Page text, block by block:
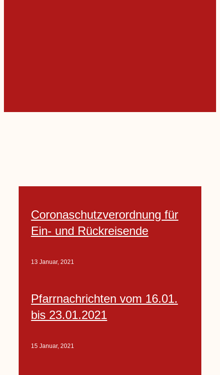
Coronaschutzverordnung für
Ein- und Rückreisende
13 Januar, 2021
Pfarrnachrichten vom 16.01.
bis 23.01.2021
15 Januar, 2021